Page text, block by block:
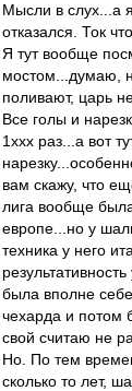
Мысли в слух...а
отказался. Ток
Я тут вообще
мостом...думаю,
поливают, царь
Все голы и
1ххх раз...а вот
вам скажу, что
лига вообще
европе...но у
техника у него
была вполне
чехарда и потом
свой считаю не
Но. По тем
сколько то лет,